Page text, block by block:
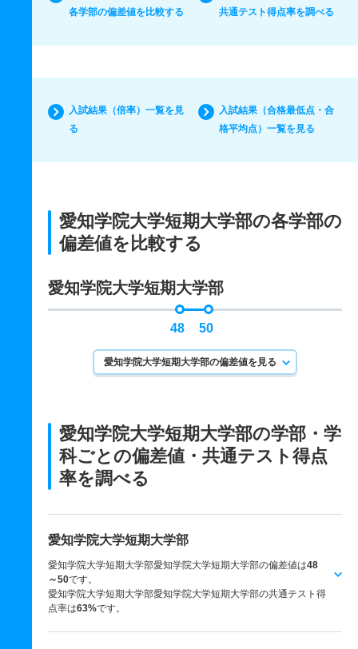
各学部の偏差値を比較する
共通テスト得点率を調べる
入試結果（倍率）一覧を見
る
入試結果（合格最低点・合
格平均点）一覧を見る
愛知学院大学短期大学部の各学部の
偏差値を比較する
愛知学院大学短期大学部
48 50
愛知学院大学短期大学部の偏差値を見る
愛知学院大学短期大学部の学部・学
科ごとの偏差値・共通テスト得点
率を調べる
愛知学院大学短期大学部
愛知学院大学短期大学部愛知学院大学短期大学部の偏差値は48
～50です。
愛知学院大学短期大学部愛知学院大学短期大学部の共通テスト得
点率は63%です。